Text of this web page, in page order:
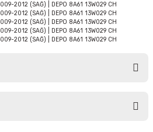
2012 (SAĞ) | DEPO 8A61 13W029 CH
2012 (SAĞ) | DEPO 8A61 13W029 CH
2012 (SAĞ) | DEPO 8A61 13W029 CH
2012 (SAĞ) | DEPO 8A61 13W029 CH
2012 (SAĞ) | DEPO 8A61 13W029 CH